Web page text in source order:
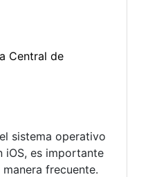
sistema operativo
iOS, es importante
frecuente.